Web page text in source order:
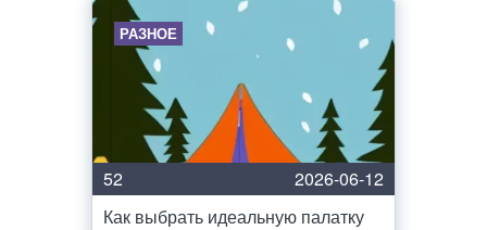
РАЗНОЕ
52
2026-06-12
Как выбрать идеальную палатку